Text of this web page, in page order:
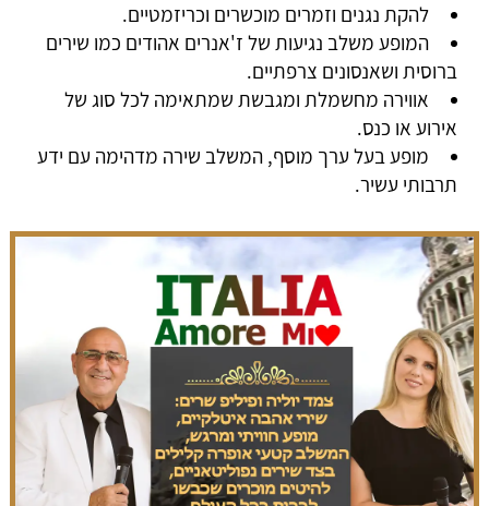
להקת נגנים וזמרים מוכשרים וכריזמטיים.
המופע משלב נגיעות של ז'אנרים אהודים כמו שירים
ברוסית ושאנסונים צרפתיים.
אווירה מחשמלת ומגבשת שמתאימה לכל סוג של
אירוע או כנס.
מופע בעל ערך מוסף, המשלב שירה מדהימה עם ידע
תרבותי עשיר.